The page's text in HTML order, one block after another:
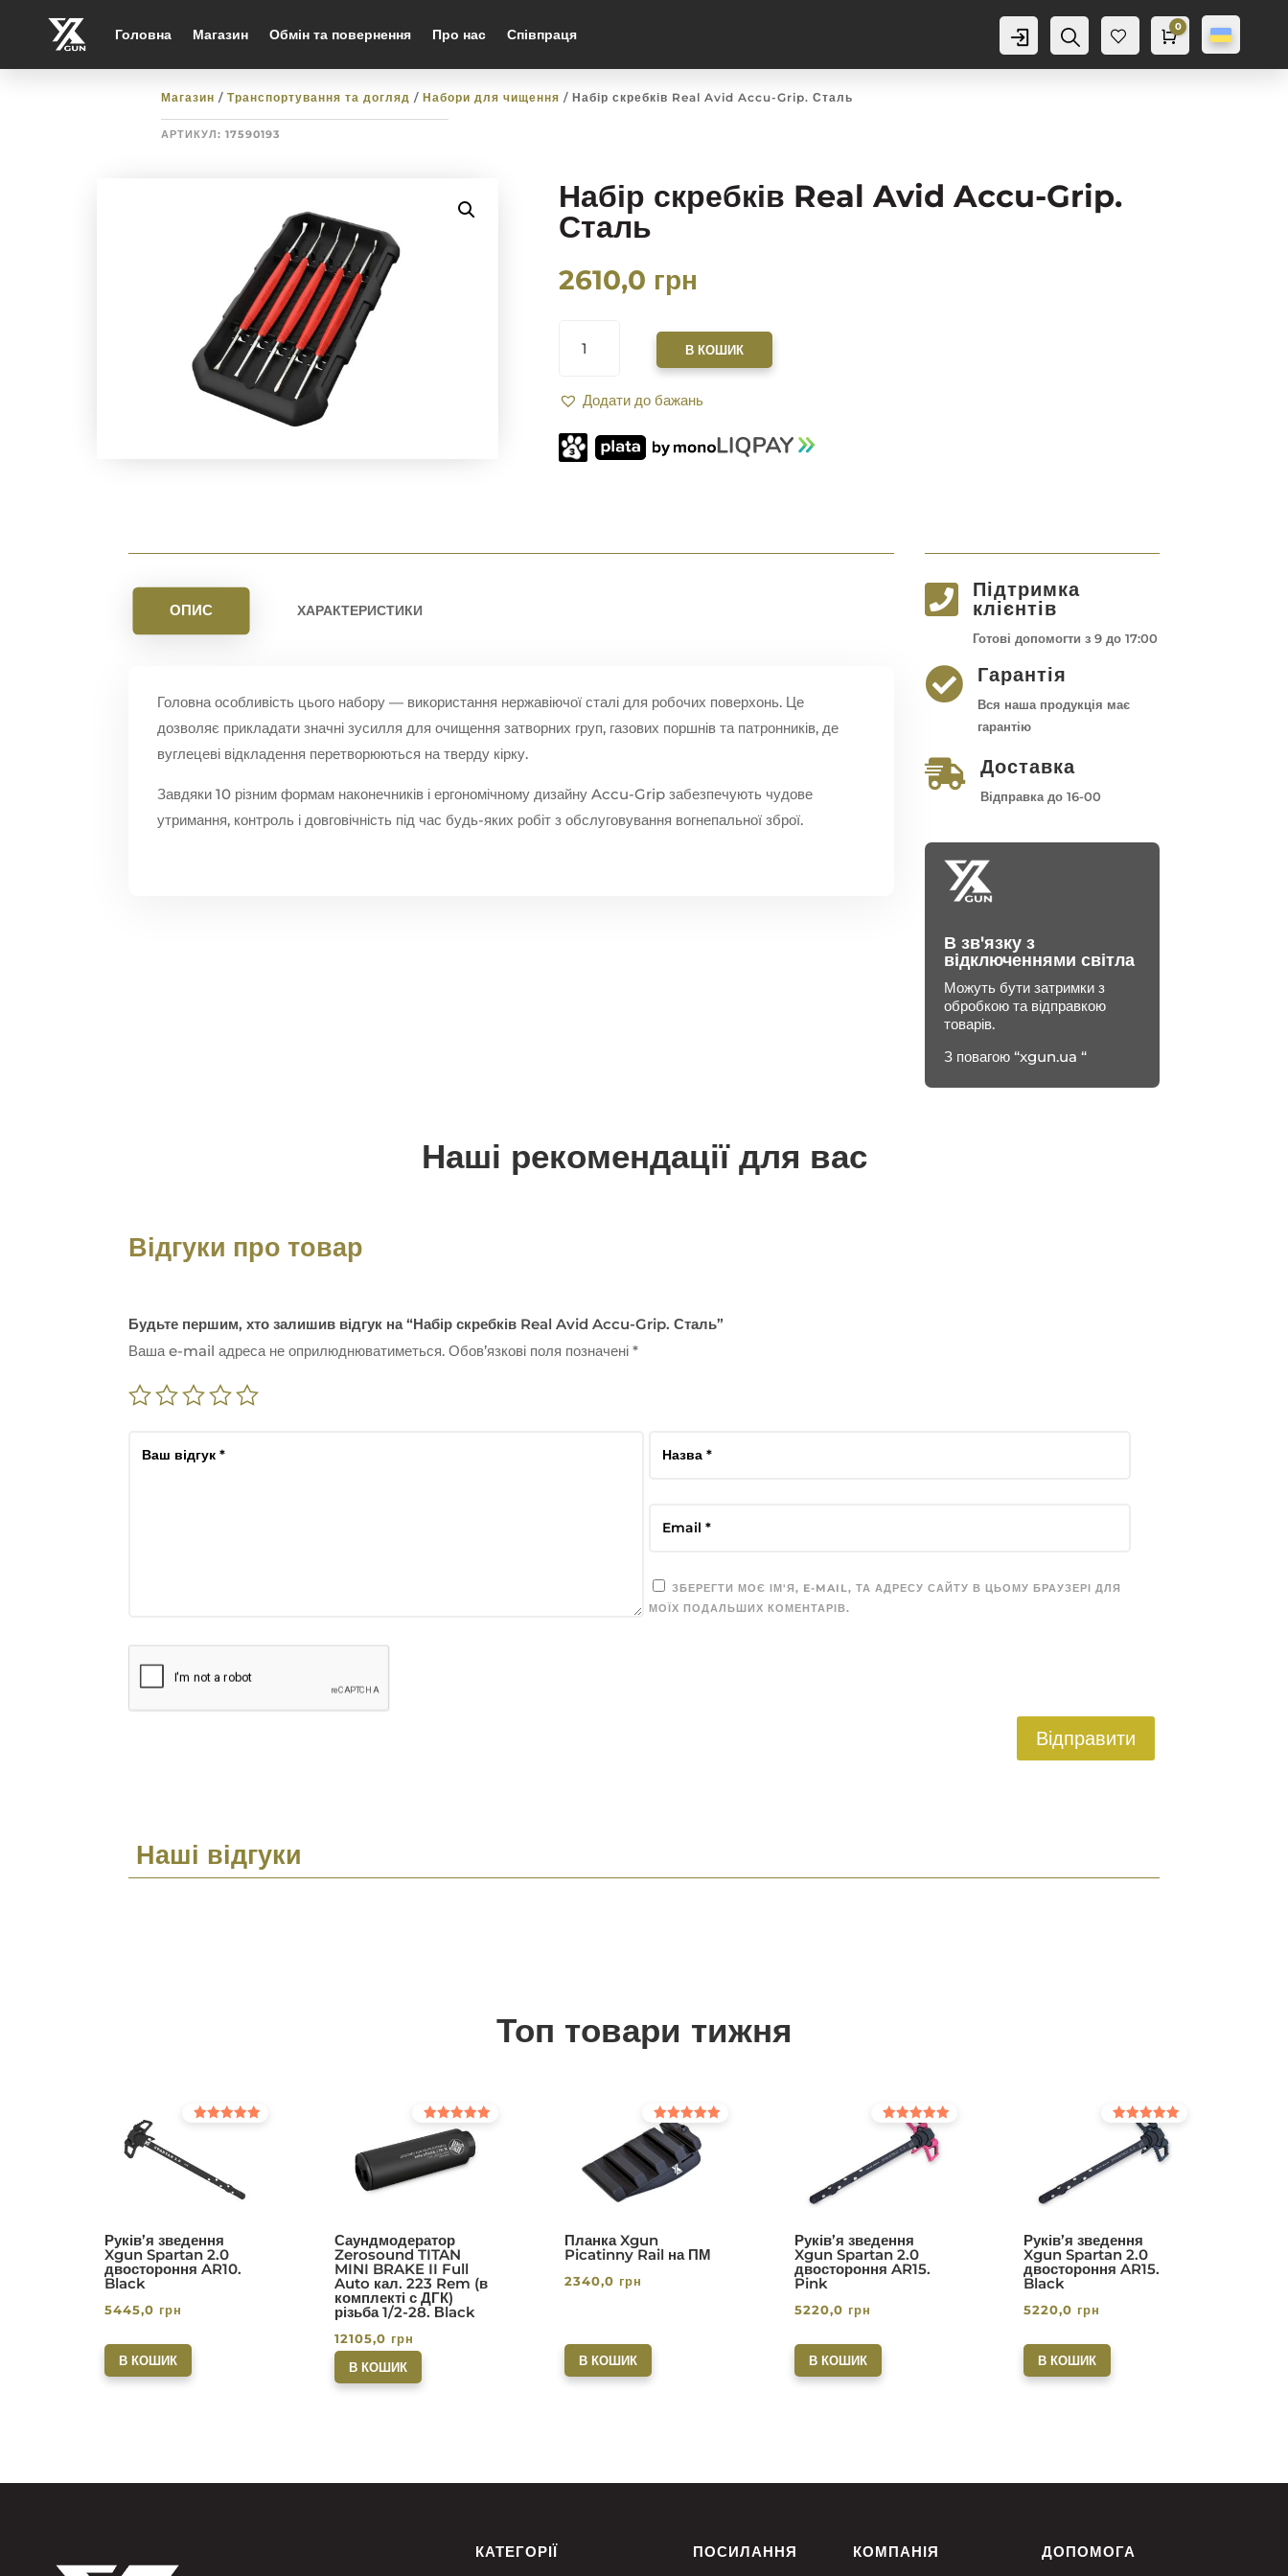
Головна Магазин Обмін та повернення Про нас Співпраця Аккаунт
Пошук
Баж
Cart
0
0,0грн
Магазин / Транспортування та догляд / Набори для чищення / Набір скребків Real Avid Accu-Grip. Сталь
АРТИКУЛ: 17590193
Набір скребків Real Avid Accu-Grip.
Сталь
2610,0 грн
СКРЕБКІВ
ACCU-
СТАЛЬ
КІЛЬКІСТЬ
В КОШИК
Додати до бажань
ОПИС ХАРАКТЕРИСТИКИ
Головна особливість цього набору — використання нержавіючої сталі для робочих поверхонь. Це
дозволяє прикладати значні зусилля для очищення затворних груп, газових поршнів та патронників, де
вуглецеві відкладення перетворюються на тверду кірку.
Завдяки 10 різним формам наконечників і ергономічному дизайну Accu-Grip забезпечують чудове
утримання, контроль і довговічність під час будь-яких робіт з обслуговування вогнепальної зброї.

Підтримка
клієнтів
Готові допомогти з 9 до 17:00
 Гарантія
Вся наша продукція має
гарантію
 Доставка
Відправка до 16-00
В зв'язку з
відключеннями світла
Можуть бути затримки з
обробкою та відправкою
товарів.
З повагою “xgun.ua “
Наші рекомендації для вас
Відгуки про товар
Будьте першим, хто залишив відгук на “Набір скребків Real Avid Accu-Grip. Сталь”
Ваша e-mail адреса не оприлюднюватиметься. Обов’язкові поля позначені*
ЗБЕРЕГТИ МОЄ ІМ'Я, E-MAIL, ТА АДРЕСУ САЙТУ В ЦЬОМУ БРАУЗЕРІ ДЛЯ
МОЇХ ПОДАЛЬШИХ КОМЕНТАРІВ.
Відправити
Наші відгуки
Топ товари тижня
Руків’я зведення
Xgun Spartan 2.0
двостороння AR10.
Black
5445,0 грн
В КОШИК
Саундмодератор
Zerosound TITAN
MINI BRAKE II Full
Auto кал. 223 Rem (в
комплекті с ДГК)
різьба 1/2-28. Вlack
Оцінено в
5.00
з 5
12105,0 грн
В КОШИК
Планка Xgun
Picatinny Rail на ПМ
Оцінено в
5.00
з 5
2340,0 грн
В КОШИК
Руків’я зведення
Xgun Spartan 2.0
двостороння AR15.
Pink
Оцінено в
з 5
5220,0 грн
В КОШИК
Руків’я зведення
Xgun Spartan 2.0
двостороння AR15.
Black
Оцінено в
з 5
5220,0 грн
В КОШИК
КАТЕГОРІЇ ПОСИЛАННЯ КОМПАНІЯ ДОПОМОГА